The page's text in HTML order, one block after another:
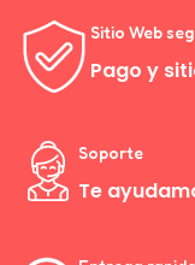
Sitio Web
Pago y
Soporte
Te